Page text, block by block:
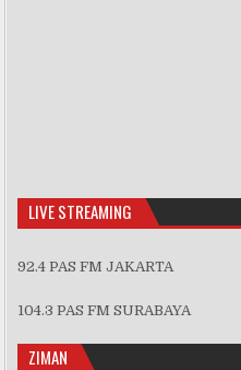
LIVE STREAMING
92.4 PAS FM JAKARTA
104.3 PAS FM SURABAYA
ZIMAN